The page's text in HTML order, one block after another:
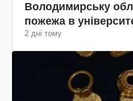
Володимирську
пожежа в
дрони та склад
2 дні тому